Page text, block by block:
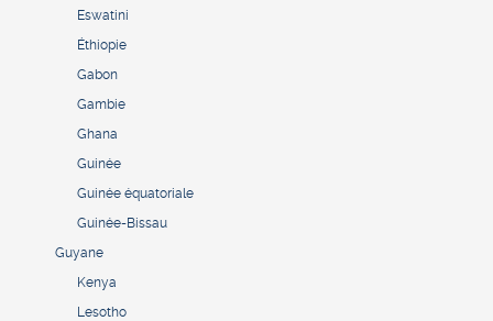
Eswatini
Éthiopie
Gabon
Gambie
Ghana
Guinée
Guinée équatoriale
Guinée-Bissau
Guyane
Kenya
Lesotho